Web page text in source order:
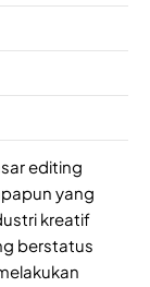
editing
yang
kreatif
berstatus